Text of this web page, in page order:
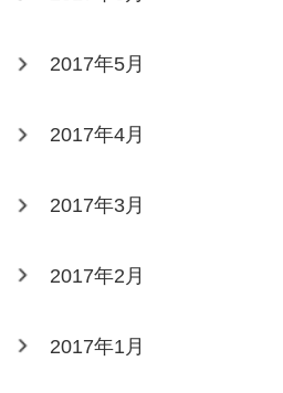
2017年5月
2017年4月
2017年3月
2017年2月
2017年1月